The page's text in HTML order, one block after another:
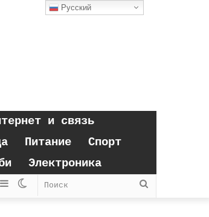
и связь
Питание
Спорт
Электроника
Поиск
Switch
Sidebar
Русский